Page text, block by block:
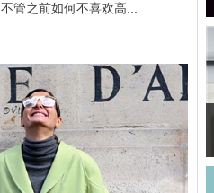
管之前如何不喜欢高...